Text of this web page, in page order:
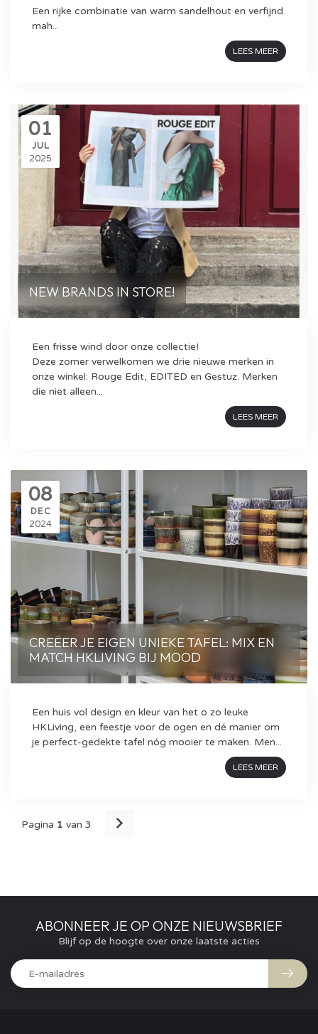
Een rijke combinatie van warm sandelhout en verfijnd
mah...
LEES MEER
01
JUL
2025
NEW BRANDS IN STORE!
Een frisse wind door onze collectie!
Deze zomer verwelkomen we drie nieuwe merken in
onze winkel: Rouge Edit, EDITED en Gestuz. Merken
die niet alleen...
LEES MEER
08
DEC
2024
CREËER JE EIGEN UNIEKE TAFEL: MIX EN
MATCH HKLIVING BIJ MOOD
Een huis vol design en kleur van het o zo leuke
HKLiving, een feestje voor de ogen en dé manier om
je perfect-gedekte tafel nóg mooier te maken. Men...
LEES MEER
Pagina 1 van 3
ABONNEER JE OP ONZE NIEUWSBRIEF
Blijf op de hoogte over onze laatste acties